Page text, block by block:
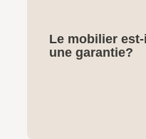
Le mobilier
une garantie?